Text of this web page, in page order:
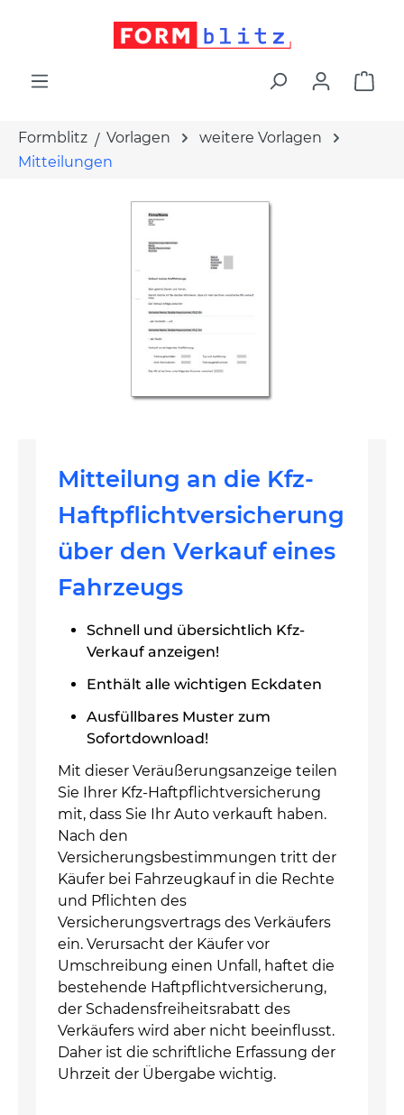
Formblitz Vorlagen
weitere Vorlagen
Mitteilungen
Mitteilung an die Kfz-
Haftpflichtversicherung
über den Verkauf eines
Fahrzeugs
Schnell und übersichtlich Kfz-
Verkauf anzeigen!
Enthält alle wichtigen Eckdaten
Ausfüllbares Muster zum
Sofortdownload!
Mit dieser Veräußerungsanzeige teilen
Sie Ihrer Kfz-Haftpflichtversicherung
mit, dass Sie Ihr Auto verkauft haben.
Nach den
Versicherungsbestimmungen tritt der
Käufer bei Fahrzeugkauf in die Rechte
und Pflichten des
Versicherungsvertrags des Verkäufers
ein. Verursacht der Käufer vor
Umschreibung einen Unfall, haftet die
bestehende Haftpflichtversicherung,
der Schadensfreiheitsrabatt des
Verkäufers wird aber nicht beeinflusst.
Daher ist die schriftliche Erfassung der
Uhrzeit der Übergabe wichtig.